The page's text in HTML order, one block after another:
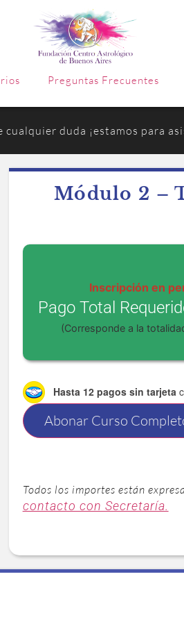
Preguntas Frecuentes
cualquier duda ¡estamos para
Módulo 2 –
Inscripción en
Pago Total
(Corresponde a la
Hasta 12 pagos sin tarjeta
Abonar Curso
Todos los importes están
contacto con Secretaría.